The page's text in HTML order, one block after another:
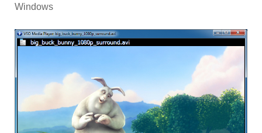
Windows